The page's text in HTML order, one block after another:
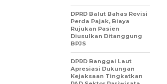
DPRD Balut Bahas Revisi
Perda Pajak, Biaya
Rujukan Pasien
Diusulkan Ditanggung
BPJS
DPRD Banggai Laut
Apresiasi Dukungan
Kejaksaan Tingkatkan